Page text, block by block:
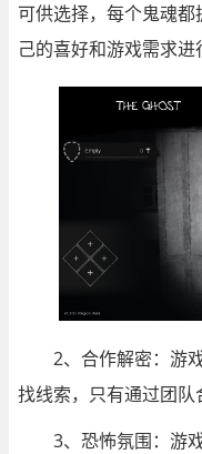
可供选择，每个鬼魂
己的喜好和游戏需求进
2、合作解密：游
找线索，只有通过团队
3、恐怖氛围：游